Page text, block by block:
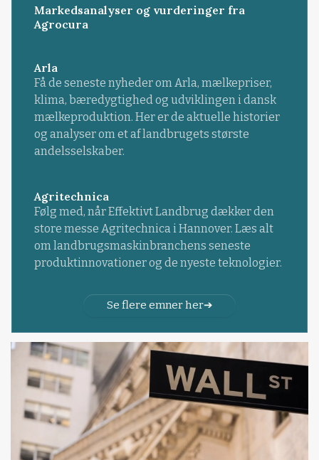
Markedsanalyser og vurderinger fra
Agrocura
Arla
Få de seneste nyheder om Arla, mælkepriser,
klima, bæredygtighed og udviklingen i dansk
mælkeproduktion. Her er de aktuelle historier
og analyser om et af landbrugets største
andelsselskaber.
Agritechnica
Følg med, når Effektivt Landbrug dækker den
store messe Agritechnica i Hannover. Læs alt
om landbrugsmaskinbranchens seneste
produktinnovationer og de nyeste teknologier.
Se flere emner her